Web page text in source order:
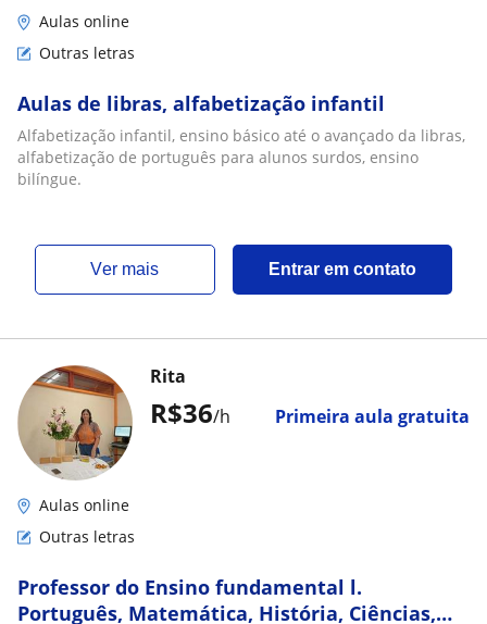
Aulas online
Outras letras
Aulas de libras, alfabetização infantil
Alfabetização infantil, ensino básico até o avançado da libras,
alfabetização de português para alunos surdos, ensino
bilíngue.
ver mais Entrar em contato
R$36/h Primeira aula gratuita
Rita
Aulas online
Outras letras
Professor do Ensino fundamental l.
Português, Matemática, História, Ciências,